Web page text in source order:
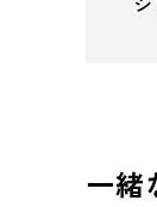
一緒